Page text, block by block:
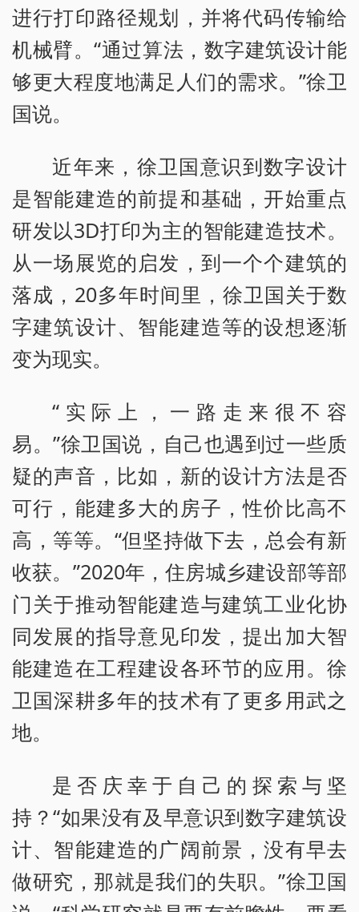
进行打印路径规划，并将代码传输给
机械臂。“通过算法，数字建筑设计能
够更大程度地满足人们的需求。”徐卫
国说。
近年来，徐卫国意识到数字设计
是智能建造的前提和基础，开始重点
研发以3D打印为主的智能建造技术。
从一场展览的启发，到一个个建筑的
落成，20多年时间里，徐卫国关于数
字建筑设计、智能建造等的设想逐渐
变为现实。
“实际上，一路走来很不容
易。”徐卫国说，自己也遇到过一些质
疑的声音，比如，新的设计方法是否
可行，能建多大的房子，性价比高不
高，等等。“但坚持做下去，总会有新
收获。”2020年，住房城乡建设部等部
门关于推动智能建造与建筑工业化协
同发展的指导意见印发，提出加大智
能建造在工程建设各环节的应用。徐
卫国深耕多年的技术有了更多用武之
地。
是否庆幸于自己的探索与坚
持？“如果没有及早意识到数字建筑设
计、智能建造的广阔前景，没有早去
做研究，那就是我们的失职。”徐卫国